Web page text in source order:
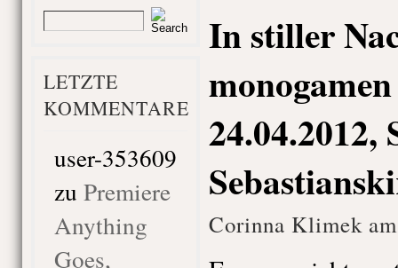
LETZTE
KOMMENTARE
user-353609
zu Premiere
Anything
Goes,
In stiller
24.04.2012,
Corinna Klimek